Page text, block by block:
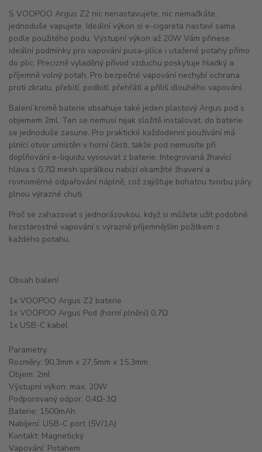
S VOOPOO Argus Z2 nic nenastavujete, nic nemačkáte,
jednoduše vapujete. Ideální výkon si e-cigareta nastaví sama
podle použitého podu. Výstupní výkon až 20W Vám přinese
ideální podmínky pro vapování pusa-plíce i utažené potahy přímo
do plic. Precizně vyladěný přívod vzduchu poskytuje hladký a
příjemně volný potah. Pro bezpečné vapování nechybí ochrana
proti zkratu, přebití, podbití, přehřátí a příliš dlouhého vapování.
Balení kromě baterie obsahuje také jeden plastový Argus pod s
objemem 2ml. Ten se nemusí nijak složitě instalovat, do baterie
se jednoduše zasune. Pro praktické každodenní používání má
plnící otvor umístěn v horní části, takže pod nemusíte při
doplňování e-liquidu vysouvat z baterie. Integrovaná žhavící
hlava s 0,7Ω mesh spirálkou nabízí okamžité žhavení a
rovnoměrné odpařování náplně, což zajišťuje bohatou tvorbu páry
plnou výrazné chuti.
Proč se zahazovat s jednorázovkou, když si můžete užít podobně
bezstarostné vapování s výrazně příjemnějším požitkem z
každého potahu.
Obsah balení
1x VOOPOO Argus Z2 baterie
1x VOOPOO Argus Pod (horní plnění) 0,7Ω
1x USB-C kabel
Parametry
Rozměry: 90,3mm x 27,5mm x 15,3mm
Objem: 2ml
Výstupní výkon: max. 20W
Podporovaný odpor: 0,4Ω-3Ω
Baterie: 1500mAh
Nabíjení: USB-C port (5V/1A)
Kontakt: Magnetický
Vapování: Potahem